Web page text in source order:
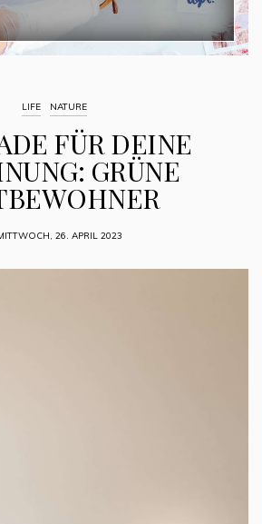
LIFE NATURE
FÜR DEINE
GRÜNE
26. APRIL 2023